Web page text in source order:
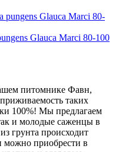
Glauca Marci 80-100
питомнике Фавн,
таких
100%! Мы предлагаем
и молодые саженцы в
грунта происходит
можно приобрести в